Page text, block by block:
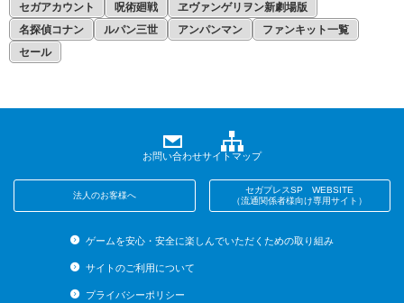
セガアカウント
呪術廻戦
ヱヴァンゲリヲン新劇場版
名探偵コナン
ルパン三世 アンパンマン
ファンキット一覧
セール
お問い合わせサイトマップ
法人のお客様へ
セガプレスSP WEBSITE
（流通関係者様向け専用サイト）
ゲームを安心・安全に楽しんでいただくための取り組み
サイトのご利用について
プライバシーポリシー